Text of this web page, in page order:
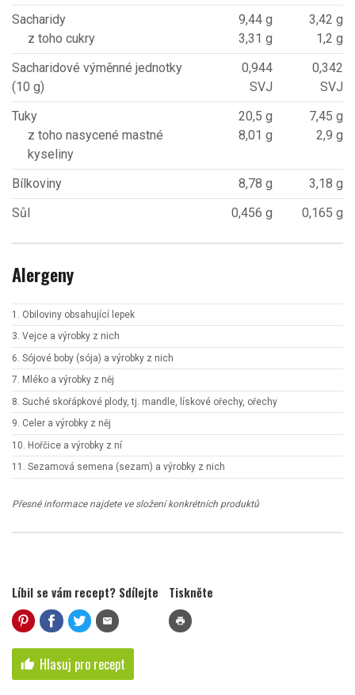
Sacharidy
z toho cukry
9,44 g
3,31 g
3,42 g
1,2 g
Sacharidové výměnné jednotky
(10 g)
0,944
SVJ
0,342
SVJ
Tuky
z toho nasycené mastné
kyseliny
20,5 g
8,01 g
7,45 g
2,9 g
Bílkoviny 8,78 g
3,18 g
Sůl
0,456 g 0,165 g
Alergeny
1. Obiloviny obsahující lepek
3. Vejce a výrobky z nich
6. Sójové boby (sója) a výrobky z nich
7. Mléko a výrobky z něj
8. Suché skořápkové plody, tj. mandle, lískové ořechy, ořechy
9. Celer a výrobky z něj
10. Hořčice a výrobky z ní
11. Sezamová semena (sezam) a výrobky z nich
Přesné informace najdete ve složení konkrétních produktů
Líbil se vám recept? Sdílejte
mail
Tiskněte
print
thumb_up Hlasuj pro recept